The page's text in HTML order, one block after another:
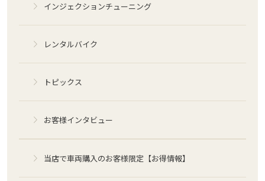
インジェクションチューニング
レンタルバイク
トピックス
お客様インタビュー
当店で車両購入のお客様限定【お得情報】